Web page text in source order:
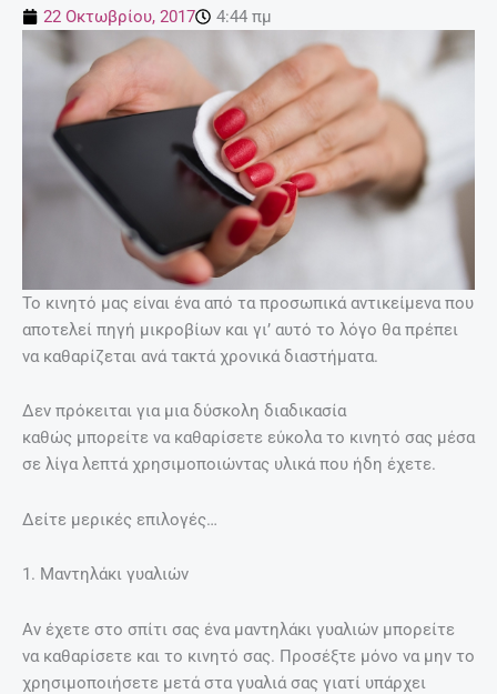
22 Οκτωβρίου, 2017 4:44 πμ
Το κινητό μας είναι ένα από τα προσωπικά αντικείμενα που
αποτελεί πηγή μικροβίων και γι’ αυτό το λόγο θα πρέπει
να καθαρίζεται ανά τακτά χρονικά διαστήματα.
Δεν πρόκειται για μια δύσκολη διαδικασία
καθώς μπορείτε να καθαρίσετε εύκολα το κινητό σας μέσα
σε λίγα λεπτά χρησιμοποιώντας υλικά που ήδη έχετε.
Δείτε μερικές επιλογές…
1. Μαντηλάκι γυαλιών
Αν έχετε στο σπίτι σας ένα μαντηλάκι γυαλιών μπορείτε
να καθαρίσετε και το κινητό σας. Προσέξτε μόνο να μην το
χρησιμοποιήσετε μετά στα γυαλιά σας γιατί υπάρχει